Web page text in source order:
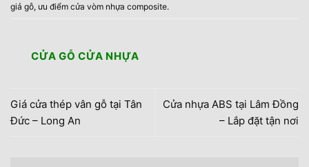
giả gỗ, ưu điểm cửa vòm nhựa composite.
CỬA GỖ CỬA NHỰA
Giá cửa thép vân gỗ tại Tân
Đức – Long An
Cửa nhựa ABS tại Lâm Đồng
– Lắp đặt tận nơi